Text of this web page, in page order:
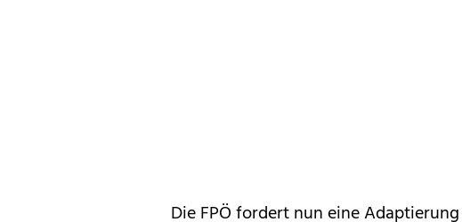
Die FPÖ fordert nun eine